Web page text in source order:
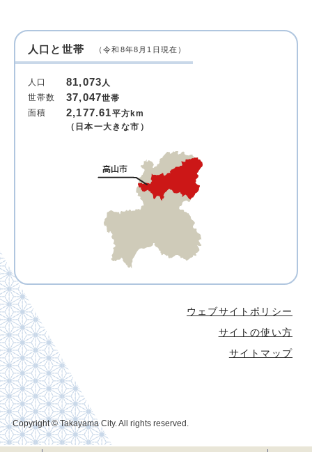
人口と世帯 （令和8年8月1日現在）
人口 81,073人
世帯数
37,047世帯
面積
2,177.61平方km
（日本一大きな市）
ウェブサイトポリシー
サイトの使い方
サイトマップ
Copyright © Takayama City. All rights reserved.